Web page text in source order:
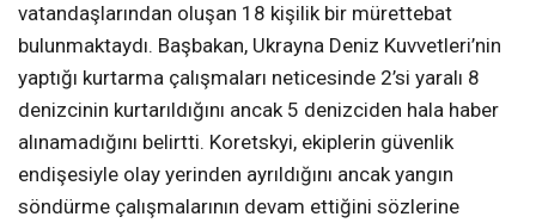
vatandaşlarından oluşan 18 kişilik bir mürettebat
bulunmaktaydı. Başbakan, Ukrayna Deniz Kuvvetleri’nin
yaptığı kurtarma çalışmaları neticesinde 2’si yaralı 8
denizcinin kurtarıldığını ancak 5 denizciden hala haber
alınamadığını belirtti. Koretskyi, ekiplerin güvenlik
endişesiyle olay yerinden ayrıldığını ancak yangın
söndürme çalışmalarının devam ettiğini sözlerine